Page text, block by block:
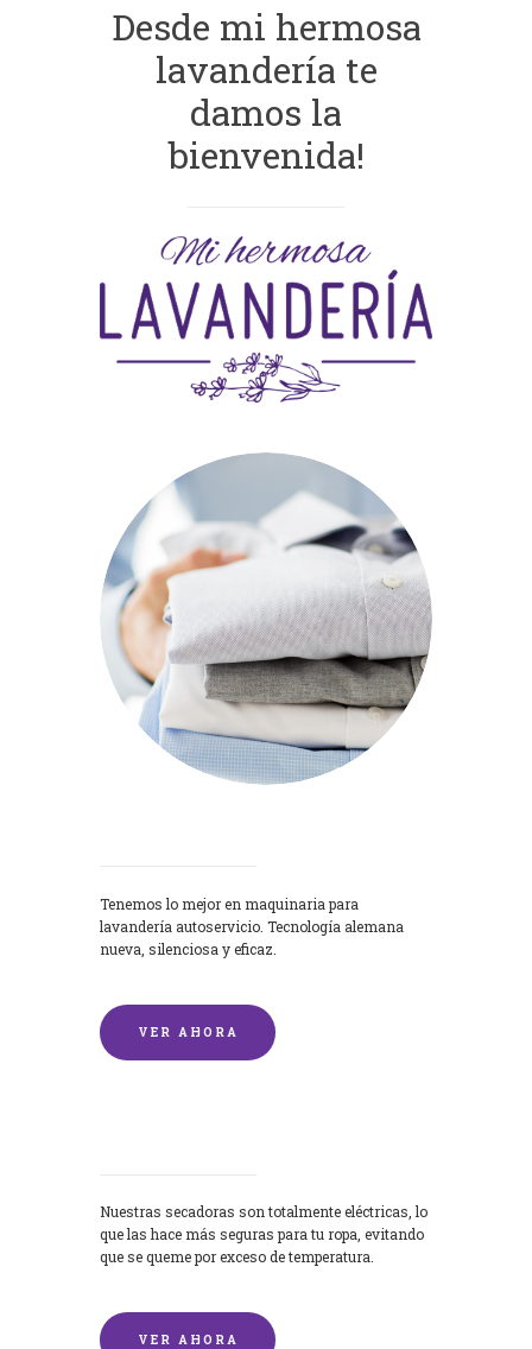
Desde mi hermosa
lavandería te
damos la
bienvenida!
Tenemos lo mejor en maquinaria para
lavandería autoservicio. Tecnología alemana
nueva, silenciosa y eficaz.
VER AHORA
Nuestras secadoras son totalmente eléctricas, lo
que las hace más seguras para tu ropa, evitando
que se queme por exceso de temperatura.
VER AHORA